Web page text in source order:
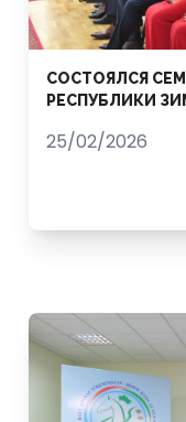
СОСТОЯЛСЯ
РЕСПУБЛИКИ
25/02/2026